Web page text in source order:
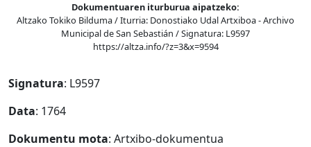
Dokumentuaren iturburua aipatzeko:
Altzako Tokiko Bilduma / Iturria: Donostiako Udal Artxiboa - Archivo
Municipal de San Sebastián / Signatura: L9597
https://altza.info/?z=3&x=9594
Signatura: L9597
Data: 1764
Dokumentu mota: Artxibo-dokumentua